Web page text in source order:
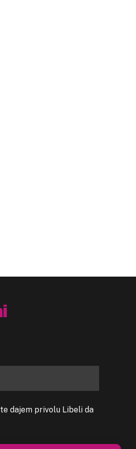
dajem privolu Libeli da